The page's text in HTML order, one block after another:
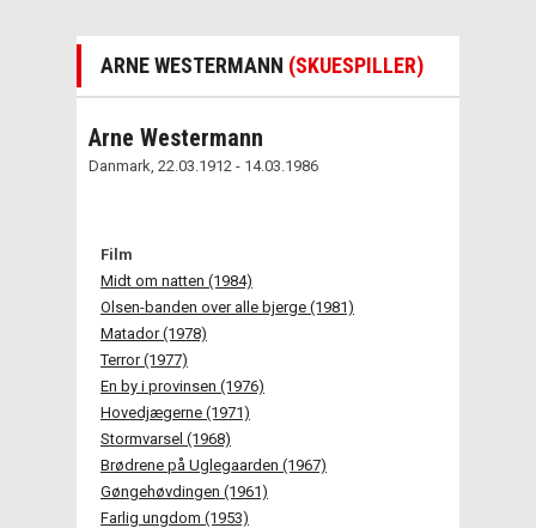
ARNE WESTERMANN (SKUESPILLER)
Arne Westermann
Danmark, 22.03.1912 - 14.03.1986
Film
Midt om natten (1984)
Olsen-banden over alle bjerge (1981)
Matador (1978)
Terror (1977)
En by i provinsen (1976)
Hovedjægerne (1971)
Stormvarsel (1968)
Brødrene på Uglegaarden (1967)
Gøngehøvdingen (1961)
Farlig ungdom (1953)